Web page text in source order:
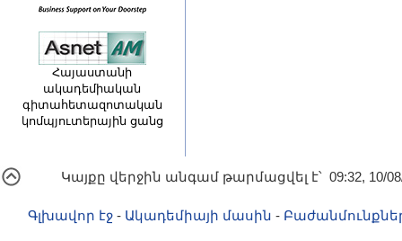
Հայաստանի
ակադեմիական
գիտահետազոտական
կոմպյուտերային ցանց
Կայքը վերջին անգամ թարմացվել է՝ 09:32, 10/
Գլխավոր էջ - Ակադեմիայի մասին -